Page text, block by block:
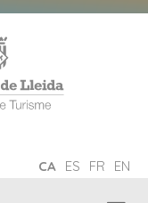
CA ES FR EN